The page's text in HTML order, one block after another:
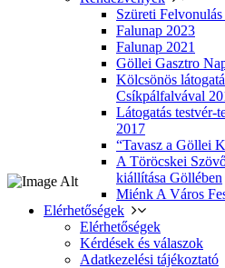
Szüreti
Falunap 2023
Falunap 2021
Göllei Gasztro
Kölcsönös
Csíkpálfalvával
Látogatás testvér-
2017
“Tavasz a Göllei
A Töröcskei
kiállítása Göllében
Miénk A Város
Elérhetőségek
Elérhetőségek
Kérdések és válaszok
Adatkezelési tájékoztató